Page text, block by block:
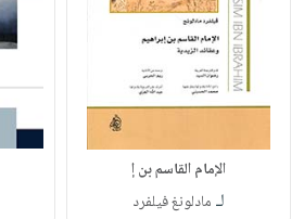
الإمام القاسم بن إ
لـ مادلونغ فيلفرد